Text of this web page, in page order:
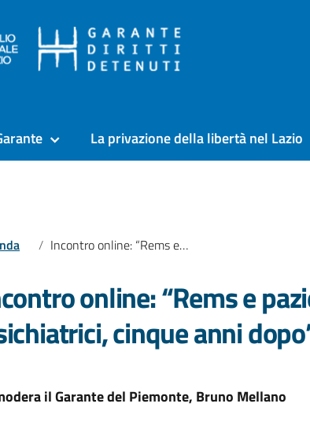
La privazione della libertà nel Lazio
Incontro online: “Rems e pazienti psichiatrici, cinque anni dopo”
online: “Rems e
cinque anni
il Garante del Piemonte, Bruno Mellano